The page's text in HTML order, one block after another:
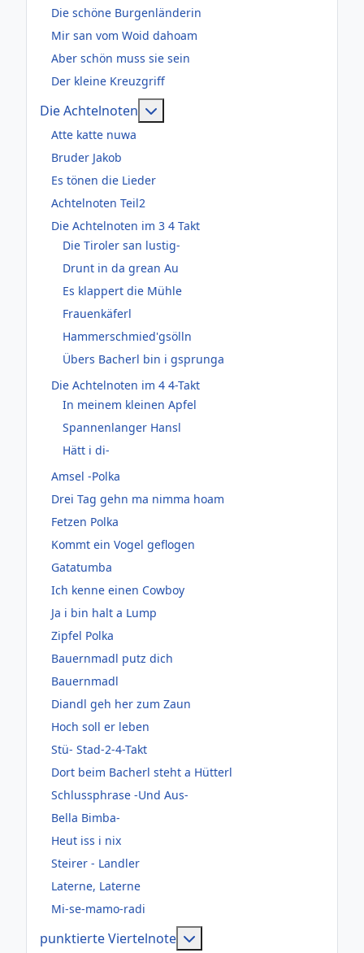
Die schöne Burgenländerin
Mir san vom Woid dahoam
Aber schön muss sie sein
Der kleine Kreuzgriff
Die Achtelnoten
Atte katte nuwa
Bruder Jakob
Es tönen die Lieder
Achtelnoten Teil2
Die Achtelnoten im 3 4 Takt
Die Tiroler san lustig-
Drunt in da grean Au
Es klappert die Mühle
Frauenkäferl
Hammerschmied'gsölln
Übers Bacherl bin i gsprunga
Die Achtelnoten im 4 4-Takt
In meinem kleinen Apfel
Spannenlanger Hansl
Hätt i di-
Amsel -Polka
Drei Tag gehn ma nimma hoam
Fetzen Polka
Kommt ein Vogel geflogen
Gatatumba
Ich kenne einen Cowboy
Ja i bin halt a Lump
Zipfel Polka
Bauernmadl putz dich
Bauernmadl
Diandl geh her zum Zaun
Hoch soll er leben
Stü- Stad-2-4-Takt
Dort beim Bacherl steht a Hütterl
Schlussphrase -Und Aus-
Bella Bimba-
Heut iss i nix
Steirer - Landler
Laterne, Laterne
Mi-se-mamo-radi
punktierte Viertelnote